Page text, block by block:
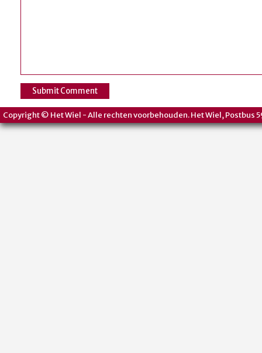
Copyright © Het Wiel - Alle rechten voorbehouden. Het Wiel, Postbus